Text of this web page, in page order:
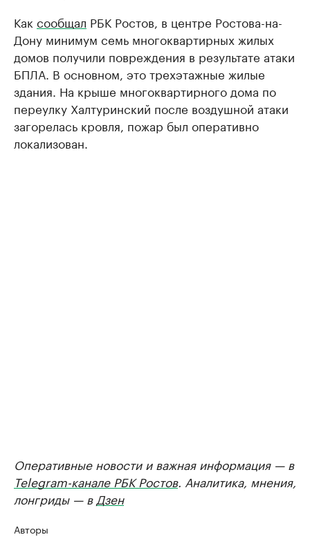
Как сообщал РБК Ростов, в центре Ростова-на-
Дону минимум семь многоквартирных жилых
домов получили повреждения в результате атаки
БПЛА. В основном, это трехэтажные жилые
здания. На крыше многоквартирного дома по
переулку Халтуринский после воздушной атаки
загорелась кровля, пожар был оперативно
локализован.
Оперативные новости и важная информация — в
Telegram-канале РБК Ростов. Аналитика, мнения,
лонгриды — в Дзен
Авторы